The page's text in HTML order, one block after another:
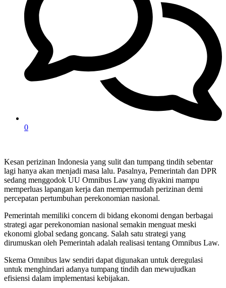
0
Kesan perizinan Indonesia yang sulit dan tumpang tindih sebentar
lagi hanya akan menjadi masa lalu. Pasalnya, Pemerintah dan DPR
sedang menggodok UU Omnibus Law yang diyakini mampu
memperluas lapangan kerja dan mempermudah perizinan demi
percepatan pertumbuhan perekonomian nasional.
Pemerintah memiliki concern di bidang ekonomi dengan berbagai
strategi agar perekonomian nasional semakin menguat meski
ekonomi global sedang goncang. Salah satu strategi yang
dirumuskan oleh Pemerintah adalah realisasi tentang Omnibus Law.
Skema Omnibus law sendiri dapat digunakan untuk deregulasi
untuk menghindari adanya tumpang tindih dan mewujudkan
efisiensi dalam implementasi kebijakan.